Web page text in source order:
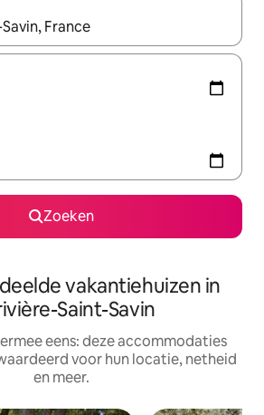
beschikbaar zijn, maak je een keuze
Zoeken
vakantiehuizen in
Saint-Savin
eens: deze accommodaties
voor hun locatie, netheid
en meer.